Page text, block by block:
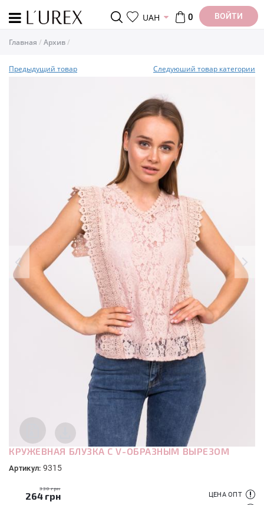
UAH 0 ВОЙТИ
Главная Архив
Предыдущий товар Следуюший товар категории
КРУЖЕВНАЯ БЛУЗКА С V-ОБРАЗНЫМ ВЫРЕЗОМ
Артикул: 9315
330 грн
264 грн
ЦЕНА ОПТ